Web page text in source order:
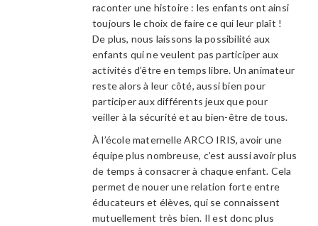
raconter une histoire : les enfants ont ainsi
toujours le choix de faire ce qui leur plaît !
De plus, nous laissons la possibilité aux
enfants qui ne veulent pas participer aux
activités d’être en temps libre. Un animateur
reste alors à leur côté, aussi bien pour
participer aux différents jeux que pour
veiller à la sécurité et au bien-être de tous.
À l’école maternelle ARCO IRIS, avoir une
équipe plus nombreuse, c’est aussi avoir plus
de temps à consacrer à chaque enfant. Cela
permet de nouer une relation forte entre
éducateurs et élèves, qui se connaissent
mutuellement très bien. Il est donc plus